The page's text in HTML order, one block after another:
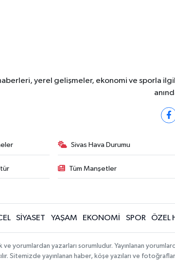
yerel gelişmeler, ekonomi ve sporla
Sivas Hava Durumu
Tüm Manşetler
SİYASET YAŞAM EKONOMİ SPOR ÖZEL
ve yorumlardan yazarları sorumludur. Yayınlanan
Sitemizde yayınlanan haber, köşe yazıları ve